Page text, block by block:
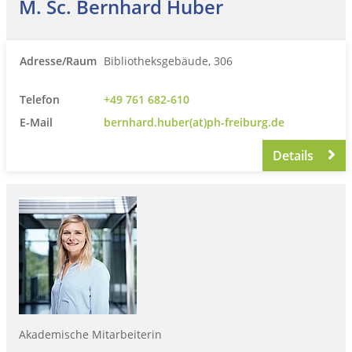
M. Sc. Bernhard Huber
Adresse/Raum Bibliotheksgebäude, 306
Telefon
+49 761 682-610
E-Mail
bernhard.huber(at)ph-freiburg.de
Details
Akademische Mitarbeiterin